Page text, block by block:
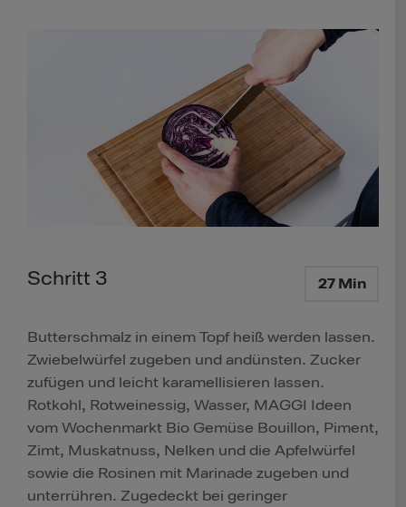
Schritt 3 27 Min
Butterschmalz in einem Topf heiß werden lassen.
Zwiebelwürfel zugeben und andünsten. Zucker
zufügen und leicht karamellisieren lassen.
Rotkohl, Rotweinessig, Wasser, MAGGI Ideen
vom Wochenmarkt Bio Gemüse Bouillon, Piment,
Zimt, Muskatnuss, Nelken und die Apfelwürfel
sowie die Rosinen mit Marinade zugeben und
unterrühren. Zugedeckt bei geringer